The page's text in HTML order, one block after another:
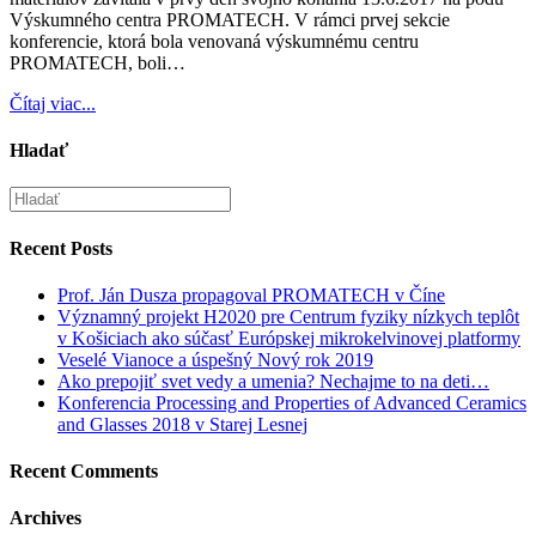
Výskumného centra PROMATECH. V rámci prvej sekcie
konferencie, ktorá bola venovaná výskumnému centru
PROMATECH, boli…
Čítaj viac...
Hladať
Recent Posts
Prof. Ján Dusza propagoval PROMATECH v Číne
Významný projekt H2020 pre Centrum fyziky nízkych teplôt
v Košiciach ako súčasť Európskej mikrokelvinovej platformy
Veselé Vianoce a úspešný Nový rok 2019
Ako prepojiť svet vedy a umenia? Nechajme to na deti…
Konferencia Processing and Properties of Advanced Ceramics
and Glasses 2018 v Starej Lesnej
Recent Comments
Archives